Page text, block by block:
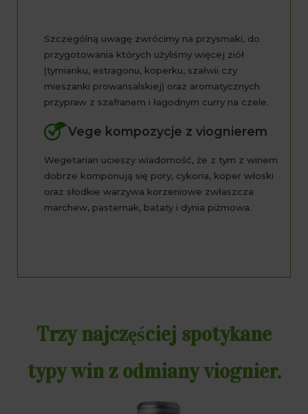
Szczególną uwagę zwrócimy na przysmaki, do
przygotowania których użyliśmy więcej ziół
(tymianku, estragonu, koperku, szałwii czy
mieszanki prowansalskiej) oraz aromatycznych
przypraw z szafranem i łagodnym curry na czele.
Vege kompozycje z viognierem
Wegetarian ucieszy wiadomość, że z tym z winem
dobrze komponują się pory, cykoria, koper włoski
oraz słodkie warzywa korzeniowe zwłaszcza
marchew, pasternak, bataty i dynia piżmowa.
Trzy najczęściej spotykane
typy win z odmiany viognier.